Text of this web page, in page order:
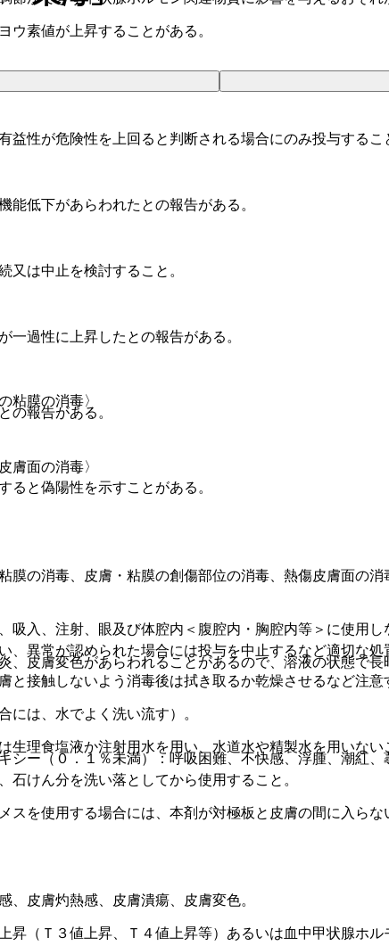
素値が上昇することがある。
性が危険性を上回ると判断される場合にのみ投与するこ
低下があらわれたとの報告がある。
又は中止を検討すること。
一過性に上昇したとの報告がある。
の報告がある。
ると偽陽性を示すことがある。
入、注射、眼及び体腔内＜腹腔内・胸腔内等＞に使用し
皮膚変色があらわれることがあるので、溶液の状態で
接触しないよう消毒後は拭き取るか乾燥させるなど注意
は、水でよく洗い流す）。
理食塩液か注射用水を用い、水道水や精製水を用いない
けん分を洗い落としてから使用すること。
を使用する場合には、本剤が対極板と皮膚の間に入らな
粘膜の消毒〉
膚面の消毒〉
の消毒、皮膚・粘膜の創傷部位の消毒、熱傷皮膚面の消
異常が認められた場合には投与を中止するなど適切な処
ー（０．１％未満）：呼吸困難、不快感、浮腫、潮紅、
皮膚灼熱感、皮膚潰瘍、皮膚変色。
（Ｔ３値上昇、Ｔ４値上昇等）あるいは血中甲状腺ホ